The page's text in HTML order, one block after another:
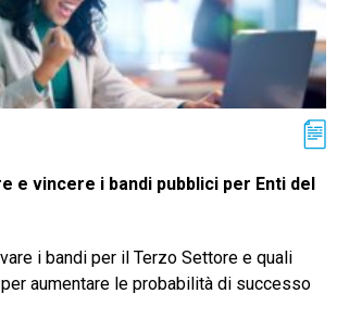
e vincere i bandi pubblici per Enti del
i bandi per il Terzo Settore e quali
aumentare le probabilità di successo